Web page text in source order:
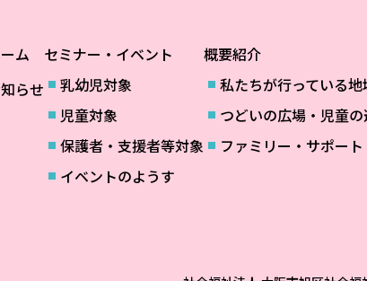
ム
らせ
セミナー・イベント
乳幼児対象
児童対象
保護者・支援者等対象
イベントのようす
概要紹介
私たちが行っている
つどいの広場・児童
ファミリー・サポー